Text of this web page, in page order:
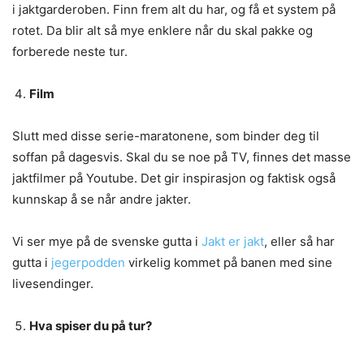
i jaktgarderoben. Finn frem alt du har, og få et system på
rotet. Da blir alt så mye enklere når du skal pakke og
forberede neste tur.
Film
Slutt med disse serie-maratonene, som binder deg til
soffan på dagesvis. Skal du se noe på TV, finnes det masse
jaktfilmer på Youtube. Det gir inspirasjon og faktisk også
kunnskap å se når andre jakter.
Vi ser mye på de svenske gutta i Jakt er jakt, eller så har
gutta i jegerpodden virkelig kommet på banen med sine
livesendinger.
Hva spiser du på tur?